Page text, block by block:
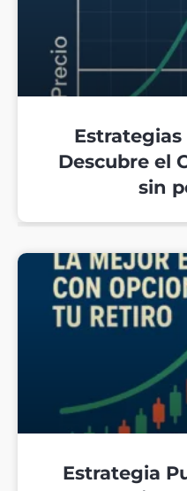
Descubre el
sin
Estrategia